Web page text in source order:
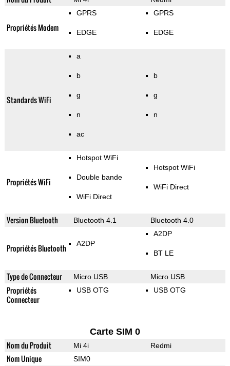
Propriétés Modem
GPRS
EDGE
GPRS
EDGE
Standards WiFi
a
b
g
n
ac
b
g
n
Propriétés WiFi
Hotspot WiFi
Double bande
WiFi Direct
Hotspot WiFi
WiFi Direct
Version Bluetooth Bluetooth 4.1 Bluetooth 4.0
Propriétés Bluetooth A2DP
A2DP
BT LE
Type de Connecteur Micro USB Micro USB
Propriétés
Connecteur
USB OTG USB OTG
Carte SIM 0
Nom du Produit Mi 4i Redmi
Nom Unique SIM0